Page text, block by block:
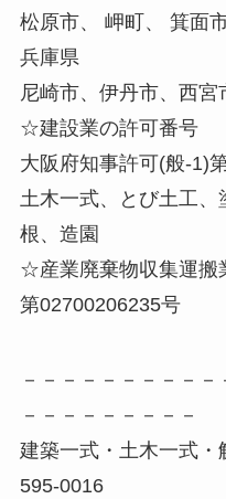
松原市、 岬町、 箕面
兵庫県
尼崎市、伊丹市、西
☆建設業の許可番号
大阪府知事許可(般-1)
土木一式、とび土工
根、造園
☆産業廃棄物収集運搬
第02700206235号
－－－－－－－－－
－－－－－－－－－
建築一式・土木一式
595-0016